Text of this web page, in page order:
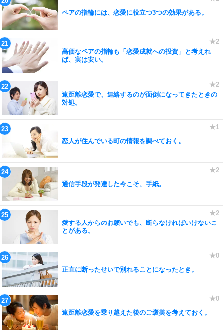
ペアの指輪には、恋愛に役立つ3つの効果がある。
高価なペアの指輪も「恋愛成就への投資」と考えれ
ば、実は安い。
遠距離恋愛で、連絡するのが面倒になってきたときの
対処。
恋人が住んでいる町の情報を調べておく。
通信手段が発達した今こそ、手紙。
愛する人からのお願いでも、断らなければいけないこ
とがある。
正直に断ったせいで別れることになったとき。
遠距離恋愛を乗り越えた後のご褒美を考えておく。